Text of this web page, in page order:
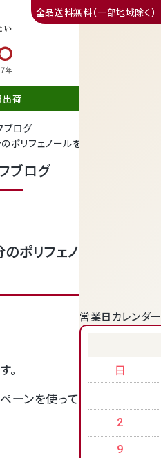
全品送料無料（一部地域除く）
営業日カレンダー
日
2
9
出荷
ブログ
ポリフェノールを健康的に摂る方
ブログ
ポリフェノールを健康
。
ーンを使って旅行に行かれ